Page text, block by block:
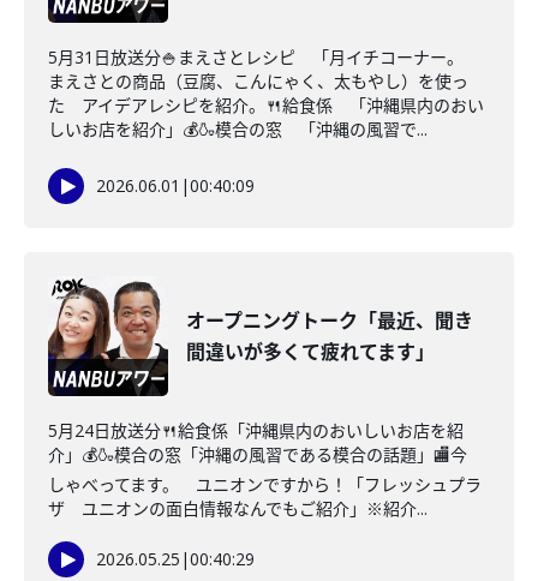
5月31日放送分🍚まえさとレシピ 「月イチコーナー。
まえさとの商品（豆腐、こんにゃく、太もやし）を使っ
た アイデアレシピを紹介。🍴給食係 「沖縄県内のおい
しいお店を紹介」💰🍶模合の窓 「沖縄の風習で...
2026.06.01 |00:40:09
オープニングトーク「最近、聞き
間違いが多くて疲れてます」
5月24日放送分🍴給食係「沖縄県内のおいしいお店を紹
介」💰🍶模合の窓「沖縄の風習である模合の話題」🏬今
しゃべってます。 ユニオンですから！「フレッシュプラ
ザ ユニオンの面白情報なんでもご紹介」※紹介...
2026.05.25 |00:40:29